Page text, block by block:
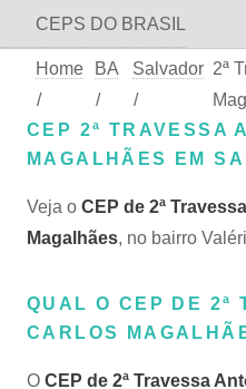
CEPS DO BRASIL
Home
/
BA
/
Salvador
/
2ª
CEP 2ª TRAVESSA
MAGALHÃES EM
Veja o CEP de 2ª
Magalhães, no bairro
QUAL O CEP DE 2ª
CARLOS
O CEP de 2ª Travessa